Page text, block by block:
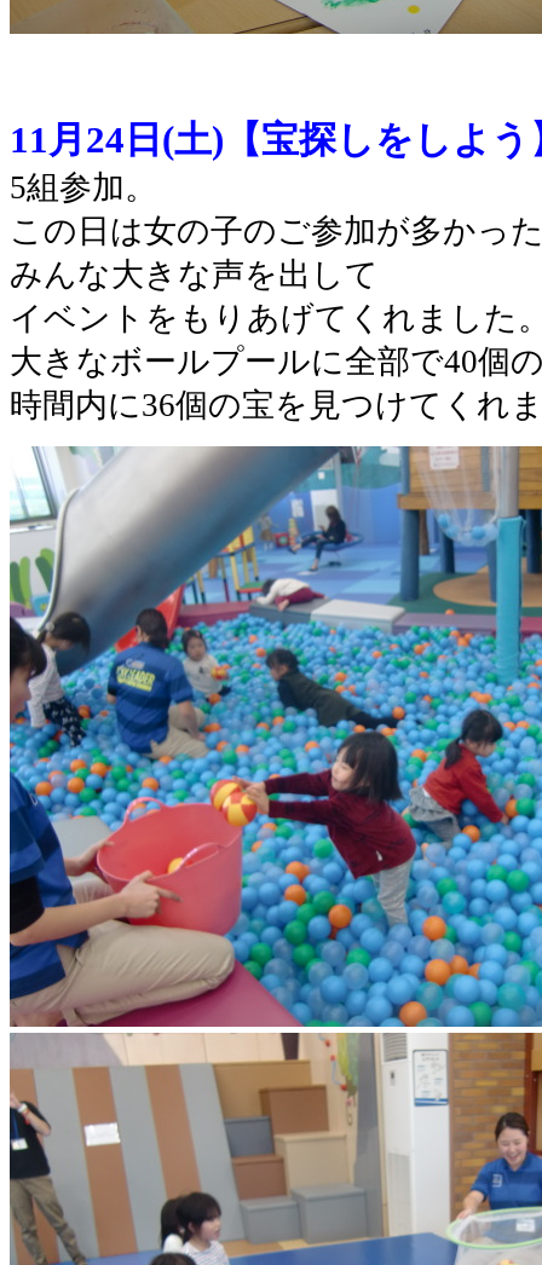
11月24日(土)【宝探しをしよう
5組参加。
この日は女の子のご参加が多かっ
みんな大きな声を出して
イベントをもりあげてくれました
大きなボールプールに全部で40個
時間内に36個の宝を見つけてくれ